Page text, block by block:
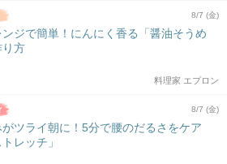
8/7 (金)
ジで簡単！にんにく香る「醤油そうめ
り方
料理家 エプロン
8/7 (金)
ツライ朝に！5分で腰のだるさをケア
トレッチ」